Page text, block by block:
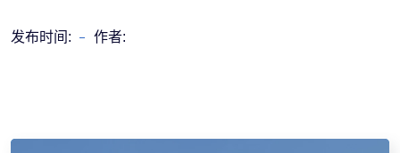
发布时间: 作者: